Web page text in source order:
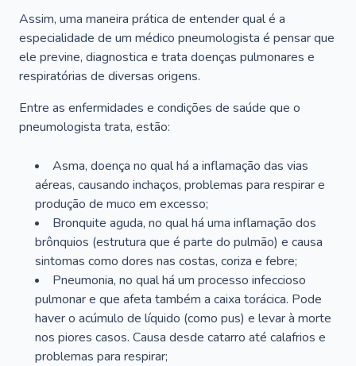
Assim, uma maneira prática de entender qual é a
especialidade de um médico pneumologista é pensar que
ele previne, diagnostica e trata doenças pulmonares e
respiratórias de diversas origens.
Entre as enfermidades e condições de saúde que o
pneumologista trata, estão:
Asma, doença no qual há a inflamação das vias
aéreas, causando inchaços, problemas para respirar e
produção de muco em excesso;
Bronquite aguda, no qual há uma inflamação dos
brônquios (estrutura que é parte do pulmão) e causa
sintomas como dores nas costas, coriza e febre;
Pneumonia, no qual há um processo infeccioso
pulmonar e que afeta também a caixa torácica. Pode
haver o acúmulo de líquido (como pus) e levar à morte
nos piores casos. Causa desde catarro até calafrios e
problemas para respirar;